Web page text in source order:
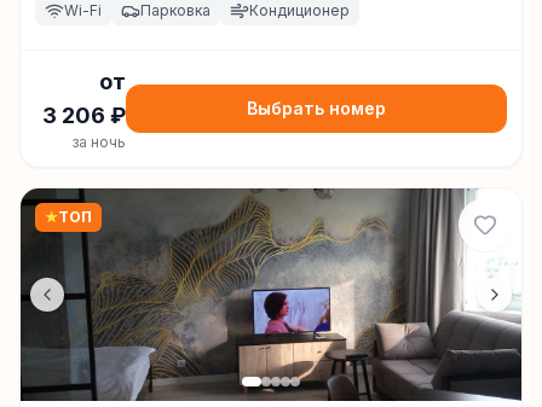
Wi-Fi Парковка Кондиционер
от
3 206 ₽
за ночь
Выбрать номер
★ТОП